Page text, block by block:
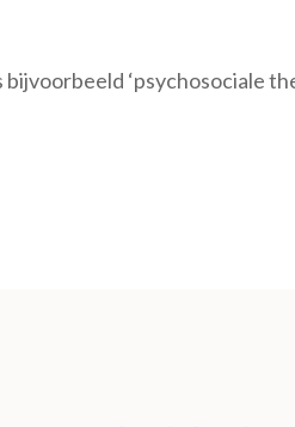
‘psychosociale